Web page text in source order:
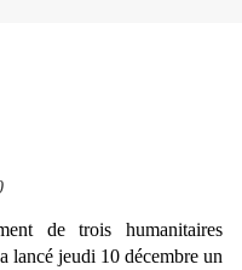
de trois humanitaires
lancé jeudi 10 décembre un